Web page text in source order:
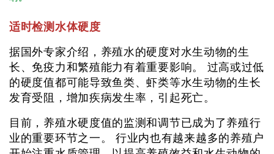
适时检测水体硬度
据国外专家介绍，养殖水的硬度对水生动物的生
长、免疫力和繁殖能力有着重要影响。 过高或过低
的硬度值都可能导致鱼类、虾类等水生动物的生长
发育受阻，增加疾病发生率，引起死亡。
目前，养殖水硬度值的监测和调节已成为了养殖行
业的重要环节之一。 行业内也有越来越多的养殖户